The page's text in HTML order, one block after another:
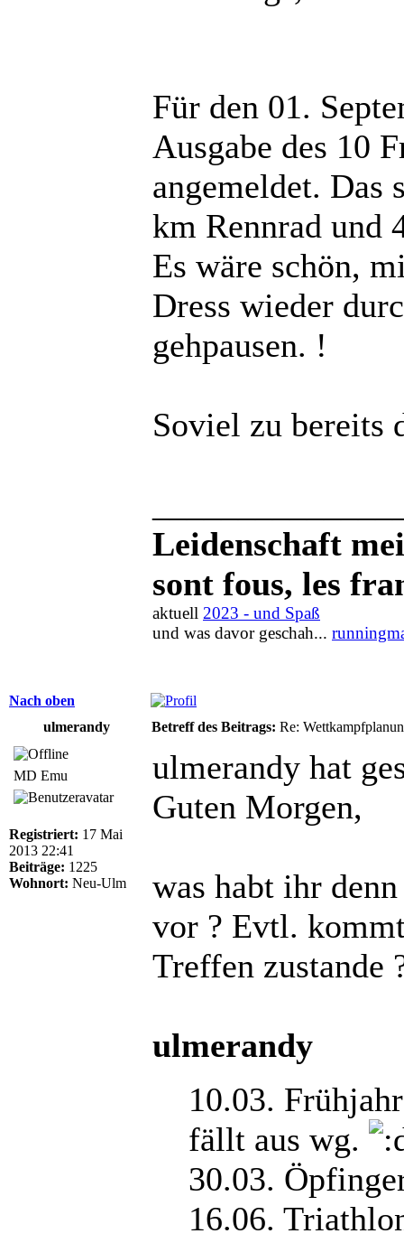
Für den 01.
Ausgabe des 10
angemeldet. Das
km Rennrad und
Es wäre schön,
Dress wieder
gehpausen. !
Soviel zu bereits
Leidenschaft
sont fous, les
aktuell 2023 - und Spaß
und was davor geschah...
Nach oben
ulmerandy
Betreff des Beitrags: Re:
MD Emu
Registriert: 17 Mai
2013 22:41
Beiträge: 1225
Wohnort: Neu-Ulm
ulmerandy hat
Guten Morgen,
was habt ihr
vor ? Evtl.
Treffen zustande
ulmerandy
10.03.
fällt aus wg.
30.03.
16.06.